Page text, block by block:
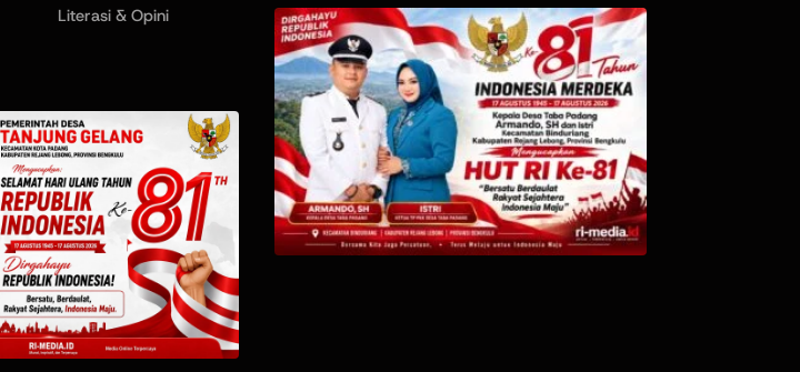
Literasi & Opini